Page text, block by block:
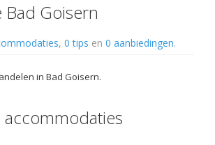
Bad Goisern
, 0 tips en 0 aanbiedingen.
in Bad Goisern.
accommodaties